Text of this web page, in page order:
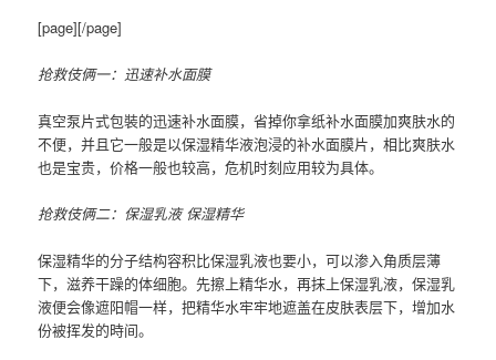
[page][/page]
抢救伎俩一：迅速补水面膜
真空泵片式包裝的迅速补水面膜，省掉你拿纸补水面膜加爽肤水的
不便，并且它一般是以保湿精华液泡浸的补水面膜片，相比爽肤水
也是宝贵，价格一般也较高，危机时刻应用较为具体。
抢救伎俩二：保湿乳液 保湿精华
保湿精华的分子结构容积比保湿乳液也要小，可以渗入角质层薄
下，滋养干躁的体细胞。先擦上精华水，再抹上保湿乳液，保湿乳
液便会像遮阳帽一样，把精华水牢牢地遮盖在皮肤表层下，增加水
份被挥发的時间。